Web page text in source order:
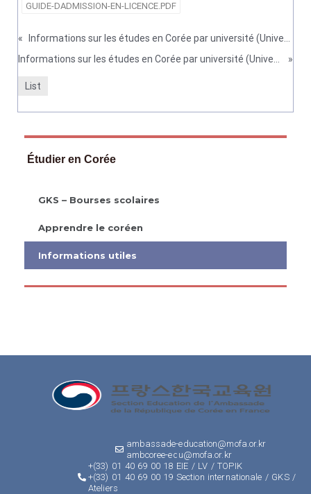
GUIDE-DADMISSION-EN-LICENCE.PDF
«
»
List
Étudier en Corée
GKS – Bourses scolaires
Apprendre le coréen
Informations utiles
ambassade-education@mofa.or.kr
ambcoree-edu@mofa.or.kr
+(33) 01 40 69 00 18 EIE / LV / TOPIK
+(33) 01 40 69 00 19 Section internationale / GKS /
Ateliers